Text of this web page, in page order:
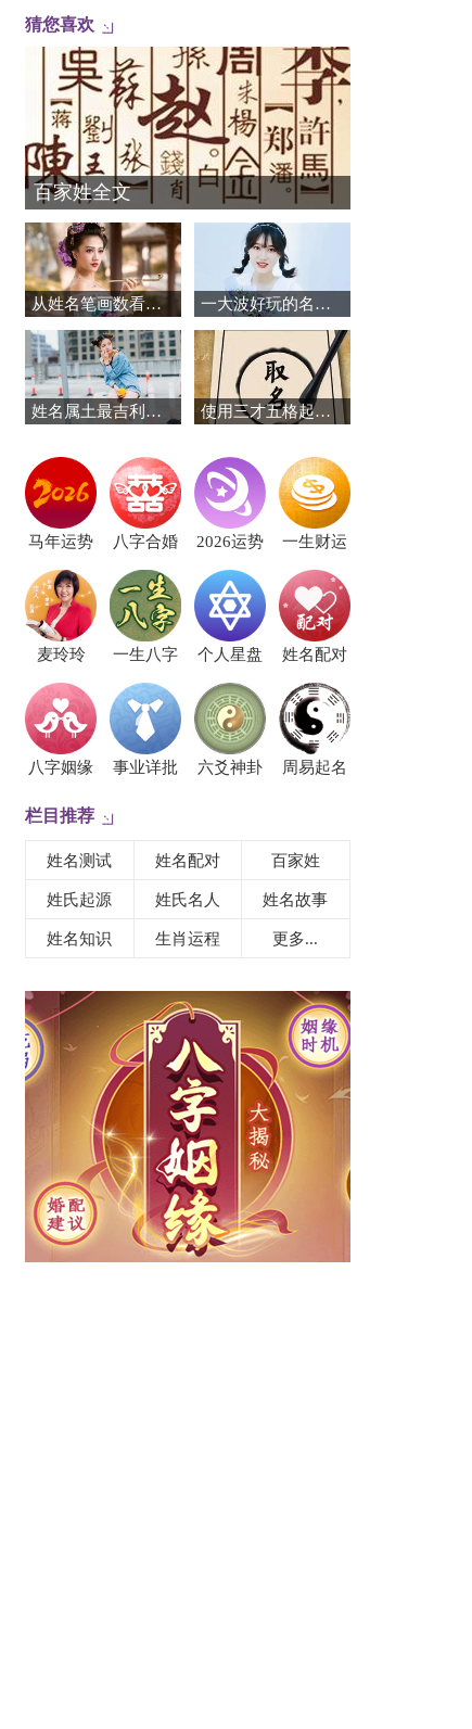
猜您喜欢
百家姓全文
从姓名笔画数看人生吉凶，赶紧来数 一大波好玩的名字来袭，你的名字旺你吗？
姓名属土最吉利的五十个字 使用三才五格起名的正确打开方式！
马年运势 八字合婚 2026运势 一生财运
麦玲玲 一生八字 个人星盘 姓名配对
八字姻缘 事业详批 六爻神卦 周易起名
栏目推荐
姓名测试 姓名配对 百家姓
姓氏起源 姓氏名人 姓名故事
姓名知识 生肖运程 更多...